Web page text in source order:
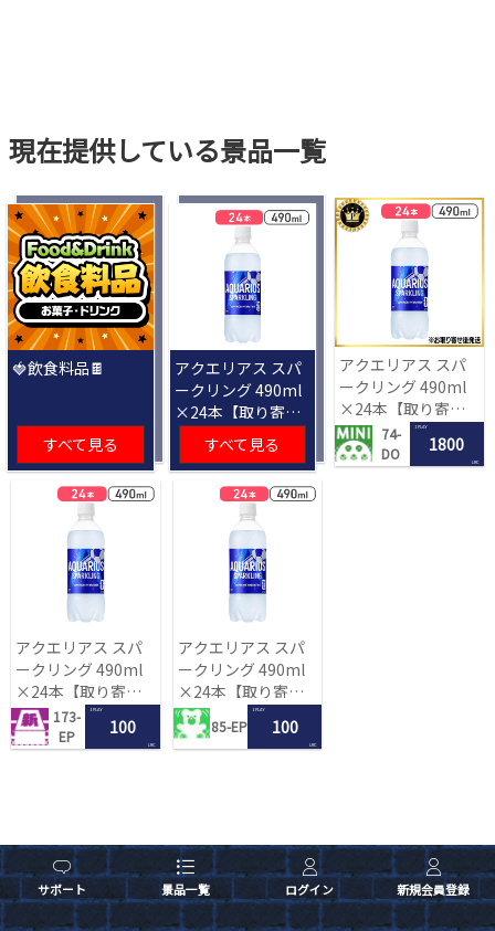
サポート 景品一覧 ログイン 新規会員登録
現在提供している景品一覧
🍓飲食料品🍫
すべて見る
アクエリアス スパ
ークリング 490ml
×24本【取り寄せ
入荷後次第発送】
すべて見る
アクエリアス スパ
ークリング 490ml
×24本【取り寄せ
入荷後次第発送】
74-
DO
1 PLAY
1800
LRC
アクエリアス スパ
ークリング 490ml
×24本【取り寄せ
入荷後次第発送】
173-
EP
1 PLAY
100
LRC
アクエリアス スパ
ークリング 490ml
×24本【取り寄せ
入荷後次第発送】
85-EP
1 PLAY
100
LRC